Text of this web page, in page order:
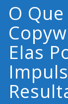
O
Elas